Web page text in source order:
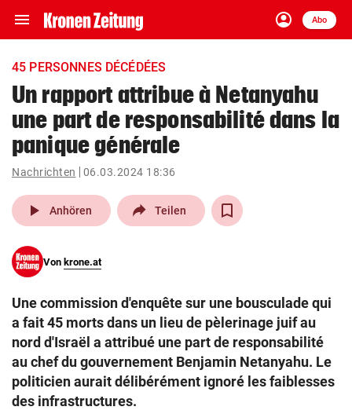
menu Navigation
ein-/ausklappen
account_circle
Anmelden
Abo
close Schließen
account_circle Anmelden
arrow_right
pin_drop
Wien
bookmark Merkliste
search
Suchbegriff
© Krone Multimedia GmbH & Co KG 2026
Muthgasse 2, 1190 Wien
45 PERSONNES DÉCÉDÉES
Un rapport attribue à Netanyahu
une part de responsabilité dans la
panique générale
Nachrichten 06.03.2024 18:36
play_arrow Anhören Teilen
Von krone.at
Une commission d'enquête sur une bousculade qui
a fait 45 morts dans un lieu de pèlerinage juif au
nord d'Israël a attribué une part de responsabilité
au chef du gouvernement Benjamin Netanyahu. Le
politicien aurait délibérément ignoré les faiblesses
des infrastructures.